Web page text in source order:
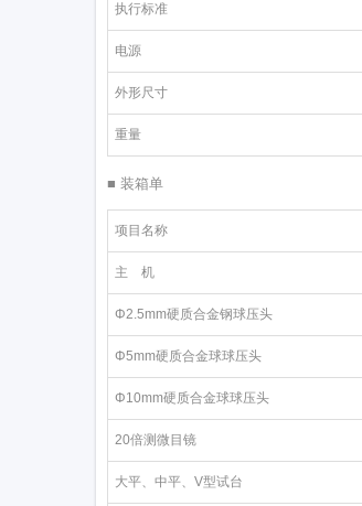
执行标准
电源
外形尺寸
重量
■ 装箱单
项目名称
主 机
Φ2.5mm硬质合金钢球压头
Φ5mm硬质合金球球压头
Φ10mm硬质合金球球压头
20倍测微目镜
大平、中平、V型试台